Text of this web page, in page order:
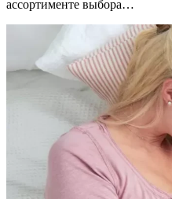
ассортименте выбора…